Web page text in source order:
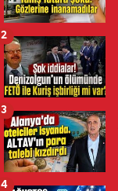
2
3
4